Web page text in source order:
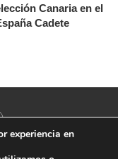
Canaria en el
Cadete
experiencia en